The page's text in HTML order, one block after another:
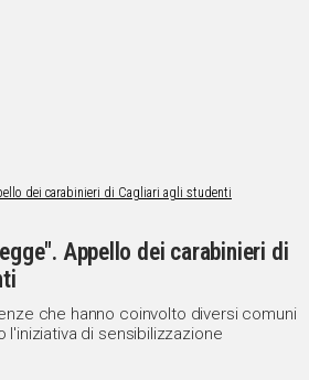
Appello dei carabinieri di
che hanno coinvolto diversi comuni
l'iniziativa di sensibilizzazione